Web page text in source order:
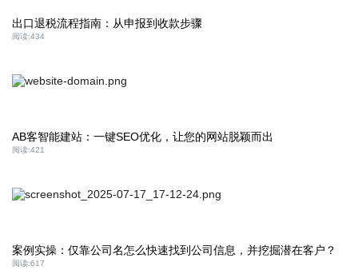
出口退税流程指南：从申报到收款步骤
阅读:434
AB客智能建站：一键SEO优化，让您的网站脱颖而出
阅读:421
案例实操：仅靠公司名怎么快速找到公司信息，并挖掘潜在客户？
阅读:617